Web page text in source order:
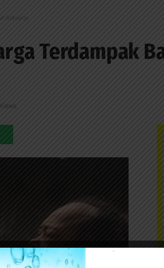
Sidoarjo
Terdampak
Views